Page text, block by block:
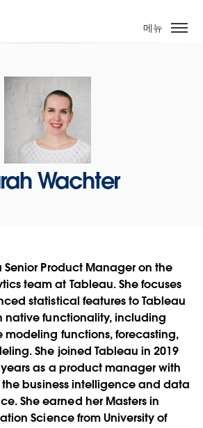
메뉴
Wachter
Senior Product Manager on the
team at Tableau. She focuses
statistical features to Tableau
native functionality, including
modeling functions, forecasting,
She joined Tableau in 2019
as a product manager with
the business intelligence and data
She earned her Masters in
Science from University of